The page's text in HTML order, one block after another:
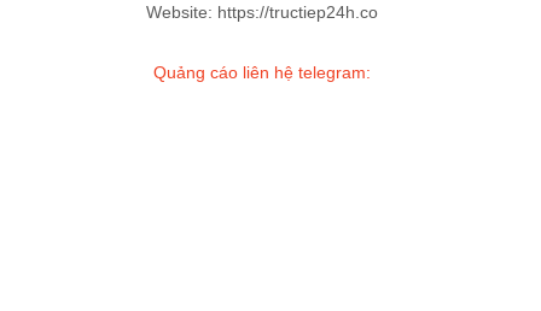
Website: https://tructiep24h.co
Quảng cáo liên hệ telegram: